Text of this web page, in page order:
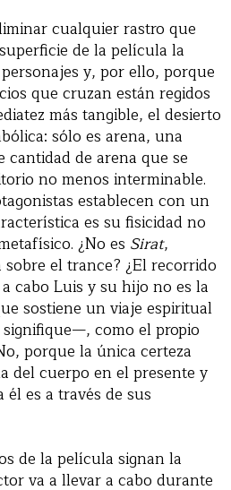
cualquier rastro que
de la película la
y, por ello, porque
que cruzan están regidos
más tangible, el desierto
sólo es arena, una
de arena que se
no menos interminable.
establecen con un
es su fisicidad no
¿No es Sirat,
el trance? ¿El recorrido
cabo Luis y su hijo no es la
sostiene un viaje espiritual
como el propio
porque la única certeza
del cuerpo en el presente y
es a través de sus
de la película signan la
va a llevar a cabo durante